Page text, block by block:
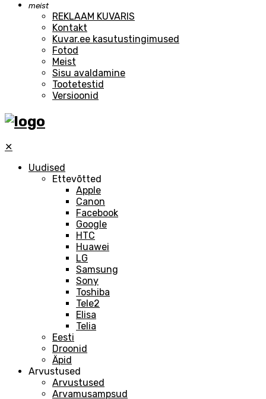
meist
REKLAAM KUVARIS
Kontakt
Kuvar.ee kasutustingimused
Fotod
Meist
Sisu avaldamine
Tootetestid
Versioonid
✕
Uudised
Ettevõtted
Apple
Canon
Facebook
Google
HTC
Huawei
LG
Samsung
Sony
Toshiba
Tele2
Elisa
Telia
Eesti
Droonid
Äpid
Arvustused
Arvustused
Arvamusampsud